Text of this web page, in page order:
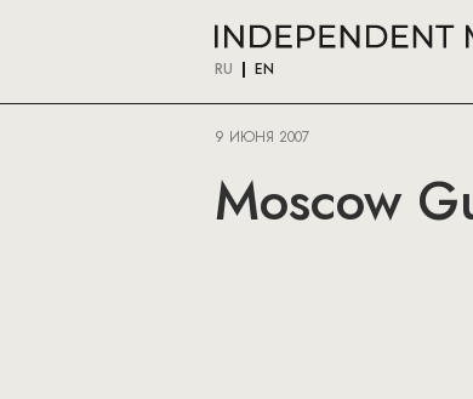
RU EN
9 ИЮНЯ 2007
Moscow